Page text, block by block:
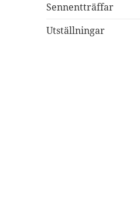
Sennentträffar
Utställningar